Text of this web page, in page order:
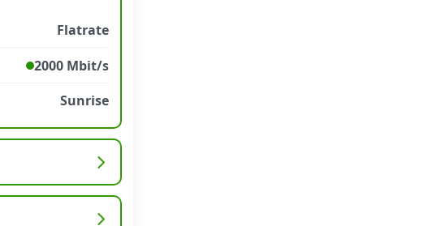
Flatrate
2000 Mbit/s
Sunrise